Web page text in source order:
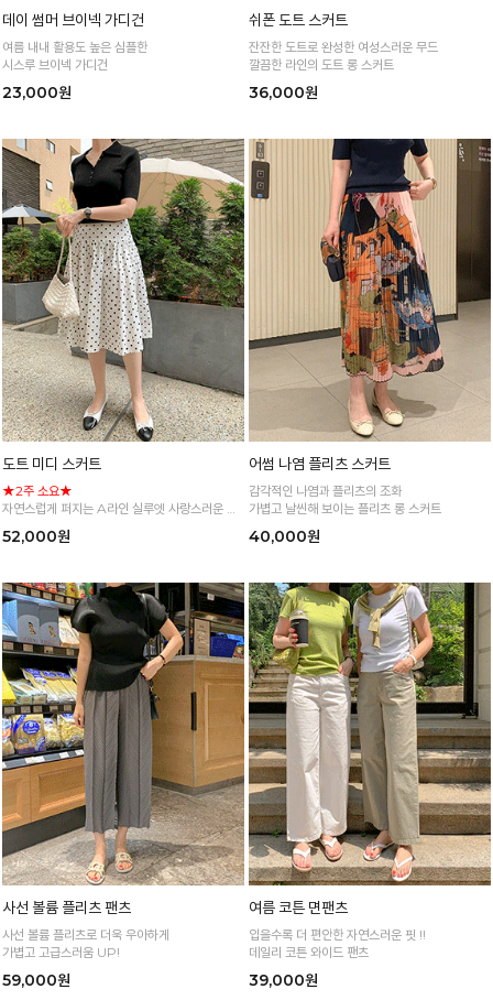
데이 썸머 브이넥 가디건
여름 내내 활용도 높은 심플한
시스루 브이넥 가디건
23,000원
쉬폰 도트 스커트
잔잔한 도트로 완성한 여성스러운 무드
깔끔한 라인의 도트 롱 스커트
36,000원
도트 미디 스커트
★2주 소요★
자연스럽게 퍼지는 A라인 실루엣 사랑스러운 도
트 플레어 스커트
52,000원
어썸 나염 플리츠 스커트
감각적인 나염과 플리츠의 조화
가볍고 날씬해 보이는 플리츠 롱 스커트
40,000원
사선 볼륨 플리츠 팬츠
사선 볼륨 플리츠로 더욱 우아하게
가볍고 고급스러움 UP!
59,000원
여름 코튼 면팬츠
입을수록 더 편안한 자연스러운 핏 !!
데일리 코튼 와이드 팬츠
39,000원